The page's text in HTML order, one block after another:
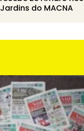
Jardins do MACNA